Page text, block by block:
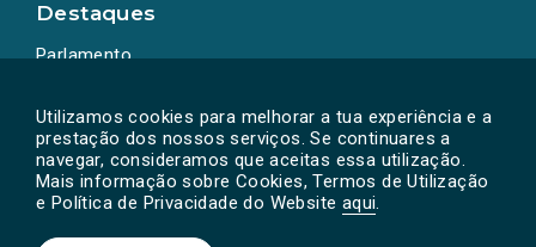
Utilizamos cookies para melhorar a tua experiência e a
prestação dos nossos serviços. Se continuares a
navegar, consideramos que aceitas essa utilização.
Mais informação sobre Cookies, Termos de Utilização
e Política de Privacidade do Website aqui.
Destaques
Parlamento